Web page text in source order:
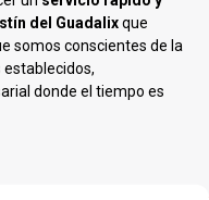
del Guadalixque
somos conscientes de la
donde el tiempo es